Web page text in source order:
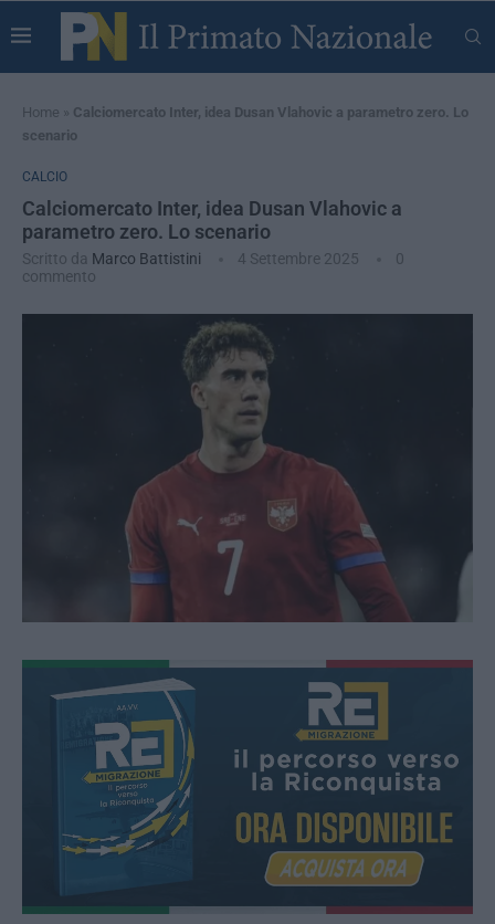
Home » Calciomercato Inter, idea Dusan Vlahovic a parametro zero. Lo
scenario
CALCIO
Calciomercato Inter, idea Dusan Vlahovic a
parametro zero. Lo scenario
Scritto da Marco Battistini 4 Settembre 2025
0
commento